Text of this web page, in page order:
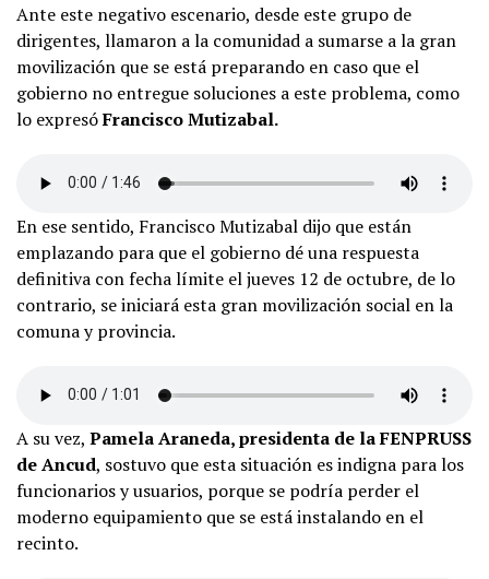
Ante este negativo escenario, desde este grupo de
dirigentes, llamaron a la comunidad a sumarse a la gran
movilización que se está preparando en caso que el
gobierno no entregue soluciones a este problema, como
lo expresóFrancisco Mutizabal.
En ese sentido, Francisco Mutizabal dijo que están
emplazando para que el gobierno dé una respuesta
definitiva con fecha límite el jueves 12 de octubre, de lo
contrario, se iniciará esta gran movilización social en la
comuna y provincia.
A su vez, Pamela Araneda, presidenta de la FENPRUSS
de Ancud, sostuvo que esta situación es indigna para los
funcionarios y usuarios, porque se podría perder el
moderno equipamiento que se está instalando en el
recinto.